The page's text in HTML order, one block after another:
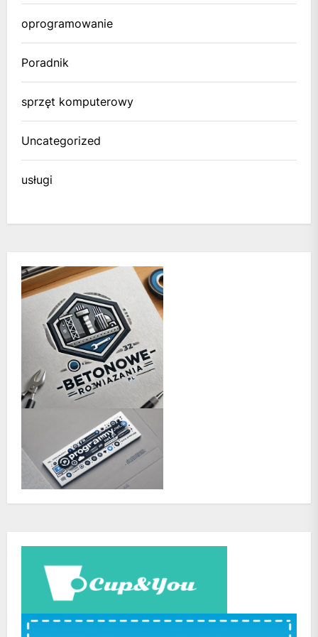
oprogramowanie
Poradnik
sprzęt komputerowy
Uncategorized
usługi